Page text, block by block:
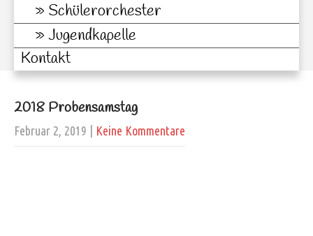
Schülerorchester
Jugendkapelle
Kontakt
2018 Probensamstag
Februar 2, 2019 Keine Kommentare